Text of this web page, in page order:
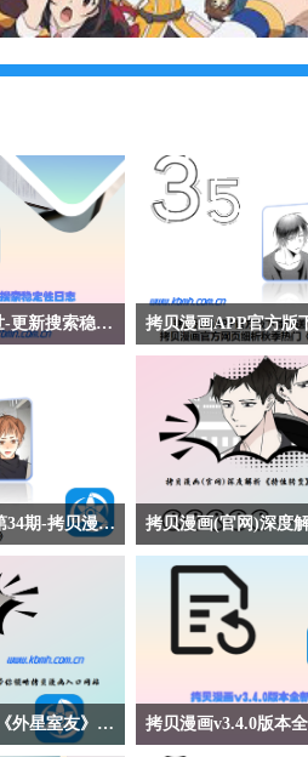
拷贝漫画v3.4.1版本崭新问世-更新搜索稳定性日志
新搜索稳定性日
双页模式滑动
下载列表可按文
稳定性。拷贝漫
畅的阅读与管理
道，享受稳定更
【拷贝漫画APP官方版
画官方网页细析秋季热
画APP官方版下载推送
述安田与上川博之这对
平衡，最终实现身心合
腻描绘亲密关系中的成
气与信任的深刻主题。
拷贝漫画IOS下载推送专题第34期-拷贝漫画入口网站探析秋季热门《用心爱》
期-拷贝漫画入口
贝漫画入口网站
博美犬老师暗恋
人关系发生转变
暗恋到勇敢追爱
。
【拷贝漫画(官网)深度解
你领略拷贝漫画软件下
析都市情感漫画《特性
逢昔日同伴，对方已成
与情感的交织中重新审
刻探讨成长、遗憾与重
心间的艰难抉择。
拷贝漫画官方网页深度解析《外星室友》-漫评人带你领略拷贝漫画入口网站